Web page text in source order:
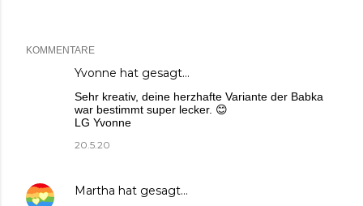
KOMMENTARE
Yvonne hat gesagt…
Sehr kreativ, deine herzhafte Variante der Babka
war bestimmt super lecker. 😊
LG Yvonne
20.5.20
Martha hat gesagt…